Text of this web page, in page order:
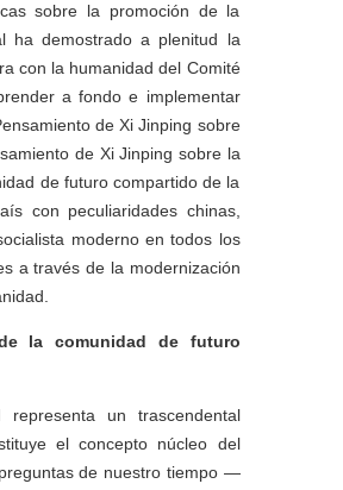
sobre la promoción de la
ha demostrado a plenitud la
con la humanidad del Comité
a fondo e implementar
de Xi Jinping sobre
de Xi Jinping sobre la
de futuro compartido de la
con peculiaridades chinas,
moderno en todos los
a través de la modernización
la comunidad de futuro
un trascendental
el concepto núcleo del
de nuestro tiempo —